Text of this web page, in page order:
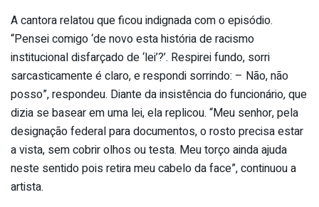
A cantora relatou que ficou indignada com o episódio.
“Pensei comigo ‘de novo esta história de racismo
institucional disfarçado de ‘lei’?’. Respirei fundo, sorri
sarcasticamente é claro, e respondi sorrindo: – Não, não
posso”, respondeu. Diante da insistência do funcionário, que
dizia se basear em uma lei, ela replicou. “Meu senhor, pela
designação federal para documentos, o rosto precisa estar
a vista, sem cobrir olhos ou testa. Meu torço ainda ajuda
neste sentido pois retira meu cabelo da face”, continuou a
artista.